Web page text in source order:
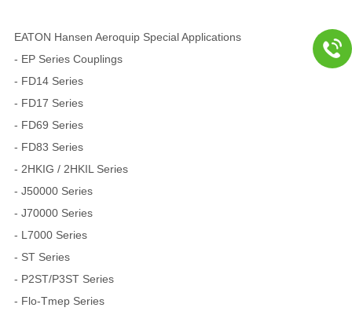
EATON Hansen Aeroquip Special Applications
- EP Series Couplings
- FD14 Series
- FD17 Series
- FD69 Series
- FD83 Series
- 2HKIG / 2HKIL Series
- J50000 Series
- J70000 Series
- L7000 Series
- ST Series
- P2ST/P3ST Series
- Flo-Tmep Series